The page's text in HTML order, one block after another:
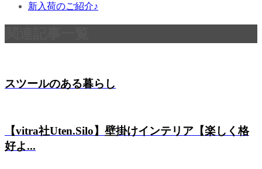
新入荷のご紹介♪
スツールのある暮らし
【vitra社Uten.Silo】壁掛けインテリア【楽しく格
好よ...